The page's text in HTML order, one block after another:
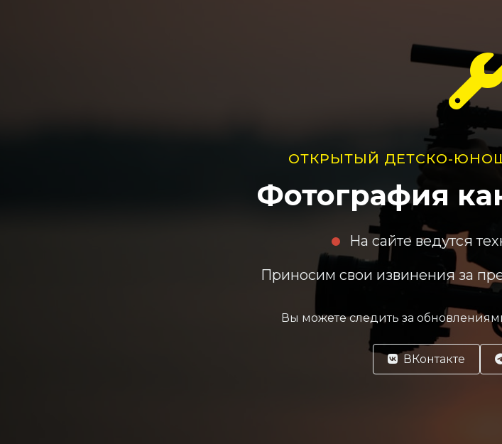
ОТКРЫТЫЙ ДЕТСКО-
Фотография
На сайте ведутся
Приносим свои извинения за
Вы можете следить за
ВКонтакте